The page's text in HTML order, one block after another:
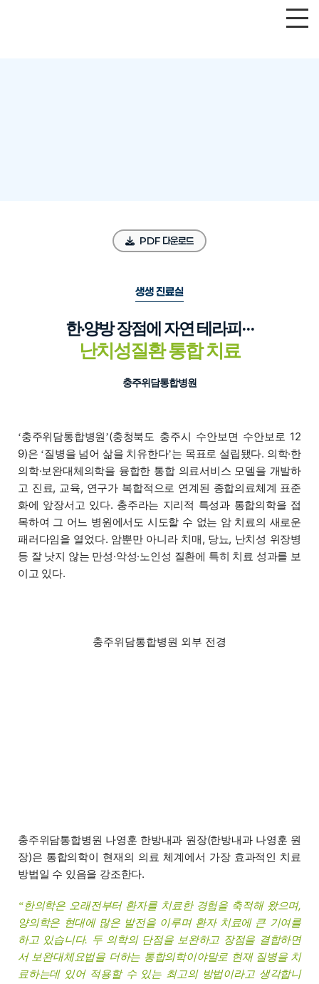
PDF 다운로드
생생 진료실
한‧양방 장점에 자연 테라피···
난치성질환 통합 치료
충주위담통합병원
‘충주위담통합병원’(충청북도 충주시 수안보면 수안보로 12
9)은 ‘질병을 넘어 삶을 치유한다’는 목표로 설립됐다. 의학·한
의학·보완대체의학을 융합한 통합 의료서비스 모델을 개발하
고 진료, 교육, 연구가 복합적으로 연계된 종합의료체계 표준
화에 앞장서고 있다. 충주라는 지리적 특성과 통합의학을 접
목하여 그 어느 병원에서도 시도할 수 없는 암 치료의 새로운
패러다임을 열었다. 암뿐만 아니라 치매, 당뇨, 난치성 위장병
등 잘 낫지 않는 만성·악성·노인성 질환에 특히 치료 성과를 보
이고 있다.
충주위담통합병원 외부 전경
충주위담통합병원 나영훈 한방내과 원장(한방내과 나영훈 원
장)은 통합의학이 현재의 의료 체계에서 가장 효과적인 치료
방법일 수 있음을 강조한다.
“한의학은 오래전부터 환자를 치료한 경험을 축적해 왔으며,
양의학은 현대에 많은 발전을 이루며 환자 치료에 큰 기여를
하고 있습니다. 두 의학의 단점을 보완하고 장점을 결합하면
서 보완대체요법을 더하는 통합의학이야말로 현재 질병을 치
료하는데 있어 적용할 수 있는 최고의 방법이라고 생각합니